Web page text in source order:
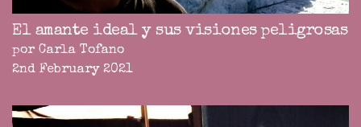
El amante ideal y sus visiones peligrosas
por Carla Tofano
2nd February 2021